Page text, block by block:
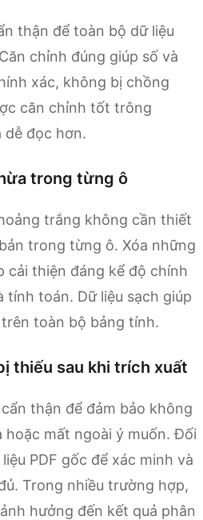
thận để toàn bộ dữ liệu
chỉnh đúng giúp số và
xác, không bị chồng
căn chỉnh tốt trông
dễ đọc hơn.
trong từng ô
trắng không cần thiết
trong từng ô. Xóa những
cải thiện đáng kể độ chính
tính toán. Dữ liệu sạch giúp
toàn bộ bảng tính.
thiếu sau khi trích xuất
thận để đảm bảo không
hoặc mất ngoài ý muốn. Đối
PDF gốc để xác minh và
Trong nhiều trường hợp,
hưởng đến kết quả phân